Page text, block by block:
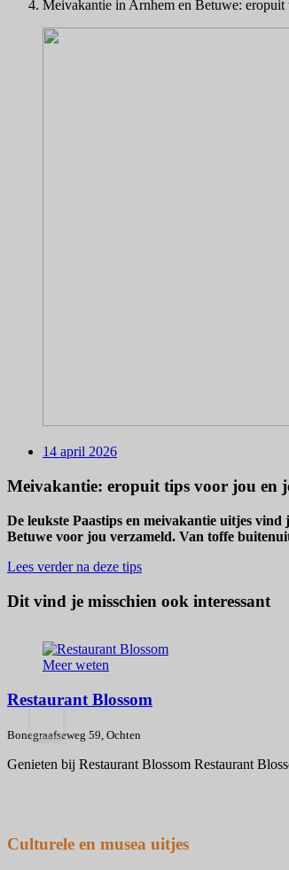
Meivakantie in Arnhem en Betuwe: eropuit
14 april 2026
Meivakantie: eropuit tips voor jou en
De leukste Paastips en meivakantie uitjes
Betuwe voor jou verzameld. Van toffe
Lees verder na deze tips
Dit vind je misschien ook interessant
Meer weten
Restaurant Blossom
Bonegraafseweg 59, Ochten
Genieten bij Restaurant Blossom Restaurant
Culturele en musea uitjes